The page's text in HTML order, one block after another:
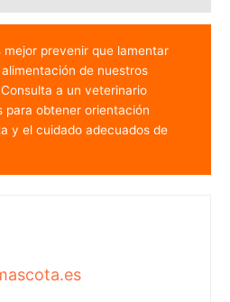
mejor prevenir que lamentar
de nuestros
a un veterinario
para obtener orientación
y el cuidado adecuados de